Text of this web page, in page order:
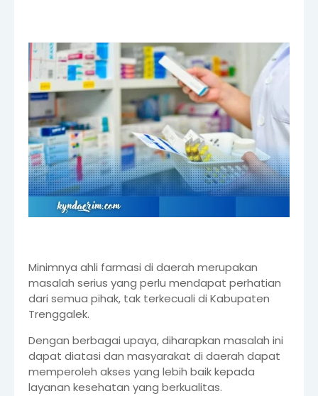
Minimnya ahli farmasi di daerah merupakan
masalah serius yang perlu mendapat perhatian
dari semua pihak, tak terkecuali di Kabupaten
Trenggalek.
Dengan berbagai upaya, diharapkan masalah ini
dapat diatasi dan masyarakat di daerah dapat
memperoleh akses yang lebih baik kepada
layanan kesehatan yang berkualitas.